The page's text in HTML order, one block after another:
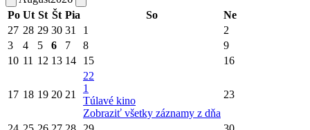
Po Ut St Št Pia So
Ne
27 28 29 30 31 1
2
3
4 5 6 7 8
9
10 11 12 13 14 15 16
17 18 19 20 21
22
1
Túlavé kino
Zobraziť všetky záznamy z dňa
23